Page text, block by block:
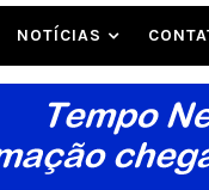
NOTÍCIAS